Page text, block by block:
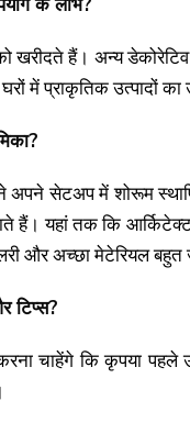
खरीदते हैं। अन्य
में प्राकृतिक उत्पादों
अपने सेटअप में शोरूम
हैं। यहां तक कि
और अच्छा मेटेरियल बहुत
टिप्स?
चाहेंगे कि कृपया पहले